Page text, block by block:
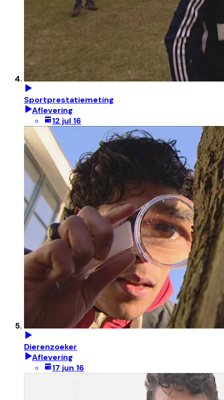
Sportprestatiemeting
Aflevering
12 jul 16
Dierenzoeker
Aflevering
17 jun 16